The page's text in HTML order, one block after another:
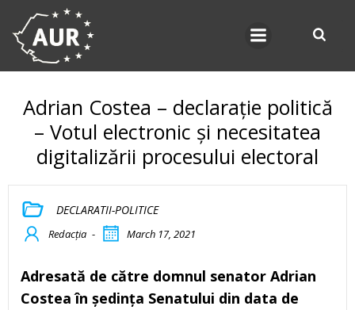
Adrian Costea – declarație politică
– Votul electronic și necesitatea
digitalizării procesului electoral
DECLARATII-POLITICE
Redacția - March 17, 2021
Adresată de către domnul senator Adrian
Costea în ședința Senatului din data de